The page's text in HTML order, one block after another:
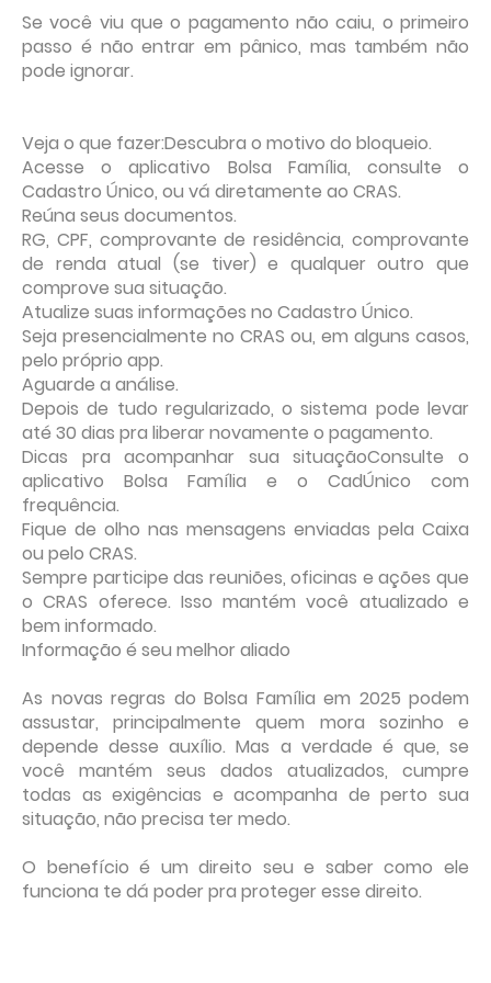
Se você viu que o pagamento não caiu, o primeiro
passo é não entrar em pânico, mas também não
pode ignorar.
Veja o que fazer:Descubra o motivo do bloqueio.
Acesse o aplicativo Bolsa Família, consulte o
Cadastro Único, ou vá diretamente ao CRAS.
Reúna seus documentos.
RG, CPF, comprovante de residência, comprovante
de renda atual (se tiver) e qualquer outro que
comprove sua situação.
Atualize suas informações no Cadastro Único.
Seja presencialmente no CRAS ou, em alguns casos,
pelo próprio app.
Aguarde a análise.
Depois de tudo regularizado, o sistema pode levar
até 30 dias pra liberar novamente o pagamento.
Dicas pra acompanhar sua situaçãoConsulte o
aplicativo Bolsa Família e o CadÚnico com
frequência.
Fique de olho nas mensagens enviadas pela Caixa
ou pelo CRAS.
Sempre participe das reuniões, oficinas e ações que
o CRAS oferece. Isso mantém você atualizado e
bem informado.
Informação é seu melhor aliado
As novas regras do Bolsa Família em 2025 podem
assustar, principalmente quem mora sozinho e
depende desse auxílio. Mas a verdade é que, se
você mantém seus dados atualizados, cumpre
todas as exigências e acompanha de perto sua
situação, não precisa ter medo.
O benefício é um direito seu e saber como ele
funciona te dá poder pra proteger esse direito.